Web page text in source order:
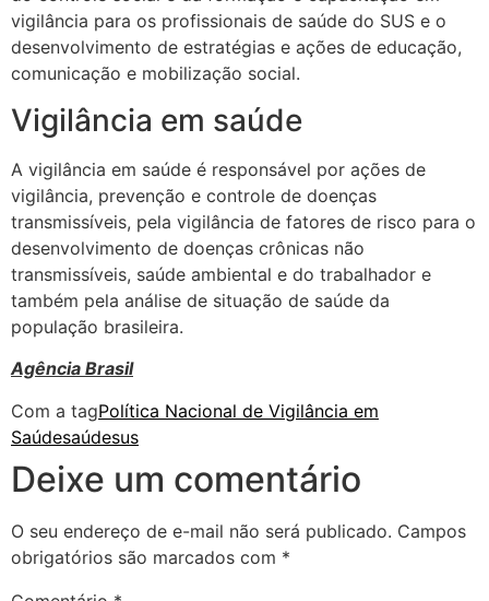
vigilância para os profissionais de saúde do SUS e o
desenvolvimento de estratégias e ações de educação,
comunicação e mobilização social.
Vigilância em saúde
A vigilância em saúde é responsável por ações de
vigilância, prevenção e controle de doenças
transmissíveis, pela vigilância de fatores de risco para o
desenvolvimento de doenças crônicas não
transmissíveis, saúde ambiental e do trabalhador e
também pela análise de situação de saúde da
população brasileira.
Agência Brasil
Com a tagPolítica Nacional de Vigilância em
Saúdesaúdesus
Deixe um comentário
O seu endereço de e-mail não será publicado. Campos
obrigatórios são marcados com *